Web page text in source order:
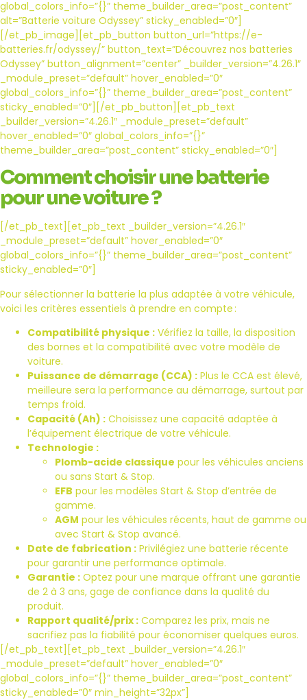
global_colors_info=”{}” theme_builder_area=”post_content”
alt=”Batterie voiture Odyssey” sticky_enabled=”0″]
[/et_pb_image][et_pb_button button_url=”https://e-
batteries.fr/odyssey/” button_text=”Découvrez nos batteries
Odyssey” button_alignment=”center” _builder_version=”4.26.1″
_module_preset=”default” hover_enabled=”0″
global_colors_info=”{}” theme_builder_area=”post_content”
sticky_enabled=”0″][/et_pb_button][et_pb_text
_builder_version=”4.26.1″ _module_preset=”default”
hover_enabled=”0″ global_colors_info=”{}”
theme_builder_area=”post_content” sticky_enabled=”0″]
Comment choisir une batterie
pour une voiture ?
[/et_pb_text][et_pb_text _builder_version=”4.26.1″
_module_preset=”default” hover_enabled=”0″
global_colors_info=”{}” theme_builder_area=”post_content”
sticky_enabled=”0″]
Pour sélectionner la batterie la plus adaptée à votre véhicule,
voici les critères essentiels à prendre en compte :
Compatibilité physique : Vérifiez la taille, la disposition
des bornes et la compatibilité avec votre modèle de
voiture.
Puissance de démarrage (CCA) : Plus le CCA est élevé,
meilleure sera la performance au démarrage, surtout par
temps froid.
Capacité (Ah) : Choisissez une capacité adaptée à
l’équipement électrique de votre véhicule.
Technologie :
Plomb-acide classique pour les véhicules anciens
ou sans Start & Stop.
EFB pour les modèles Start & Stop d’entrée de
gamme.
AGM pour les véhicules récents, haut de gamme ou
avec Start & Stop avancé.
Date de fabrication : Privilégiez une batterie récente
pour garantir une performance optimale.
Garantie : Optez pour une marque offrant une garantie
de 2 à 3 ans, gage de confiance dans la qualité du
produit.
Rapport qualité/prix : Comparez les prix, mais ne
sacrifiez pas la fiabilité pour économiser quelques euros.
[/et_pb_text][et_pb_text _builder_version=”4.26.1″
_module_preset=”default” hover_enabled=”0″
global_colors_info=”{}” theme_builder_area=”post_content”
sticky_enabled=”0″ min_height=”32px”]